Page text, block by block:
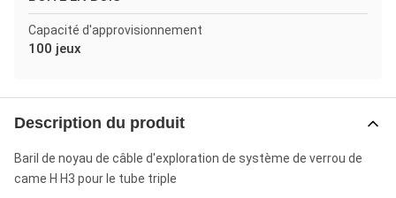
Capacité d'approvisionnement
100 jeux
Description du produit
Baril de noyau de câble d'exploration de système de verrou de
came H H3 pour le tube triple